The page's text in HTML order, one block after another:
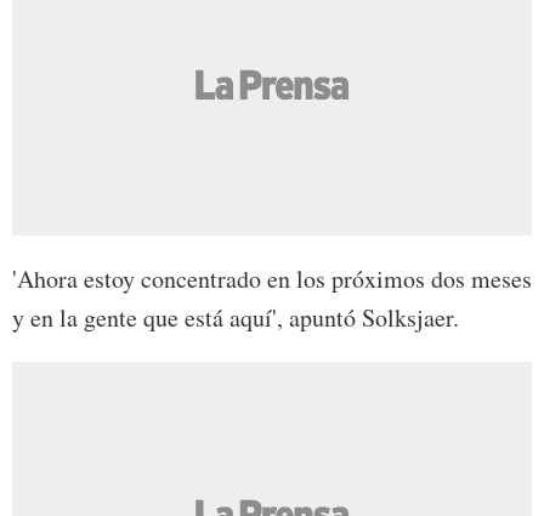
'Ahora estoy concentrado en los próximos dos meses
y en la gente que está aquí', apuntó Solksjaer.